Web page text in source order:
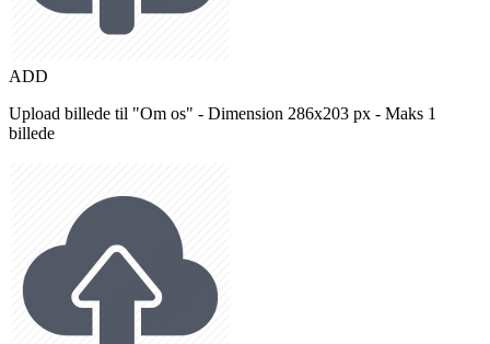
ADD
Upload billede til "Om os" - Dimension 286x203 px - Maks 1
billede